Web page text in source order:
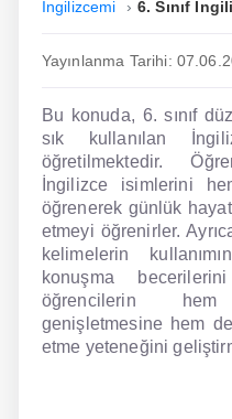
En Ucuz İngilizce
En Uygun İngilizce
Hipnozla İngilizce
Hızlı İngilizce
İngilizce Kursu Yorum
İngilizcemi 6. Sınıf
Yayınlanma Tarihi:
Bu konuda, 6. sınıf
sık kullanılan
öğretilmektedir.
İngilizce isimlerini
öğrenerek günlük
etmeyi öğrenirler.
kelimelerin
konuşma
öğrencilerin hem
genişletmesine hem
etme yeteneğini